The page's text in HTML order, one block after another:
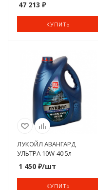
47 213 ₽
КУПИТЬ
ЛУКОЙЛ АВАНГАРД
УЛЬТРА 10W-40 5л
1 450 ₽/шт
КУПИТЬ